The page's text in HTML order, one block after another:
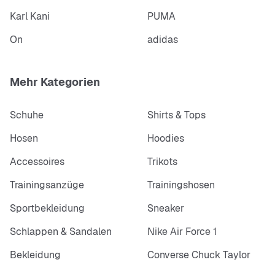
Karl Kani
PUMA
On
adidas
Mehr Kategorien
Schuhe
Shirts & Tops
Hosen
Hoodies
Accessoires
Trikots
Trainingsanzüge
Trainingshosen
Sportbekleidung
Sneaker
Schlappen & Sandalen
Nike Air Force 1
Bekleidung
Converse Chuck Taylor